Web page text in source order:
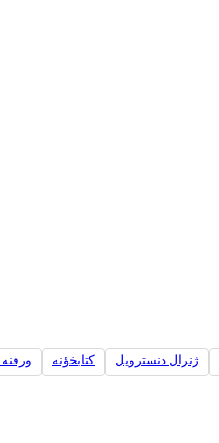
ژنرال دنسترویل کتابخؤنه ورفنه